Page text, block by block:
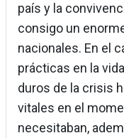
país y la
consigo un
nacionales. En el
prácticas en la
duros de la crisis
vitales en el
necesitaban,